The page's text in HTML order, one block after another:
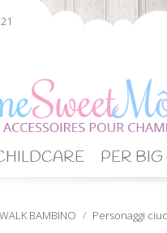
PER BIG
WALK BAMBINO Personaggi